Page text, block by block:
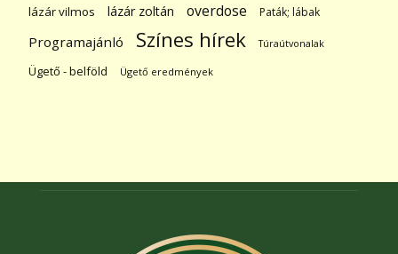
lázár vilmos lázár zoltán overdose Paták; lábak
Programajánló Színes hírek Túraútvonalak
Ügető - belföld Ügető eredmények